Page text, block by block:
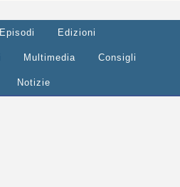
Episodi Edizioni
Multimedia Consigli
Notizie